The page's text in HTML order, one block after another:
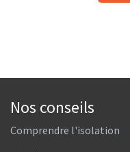
Nos conseils
Comprendre l'isolation